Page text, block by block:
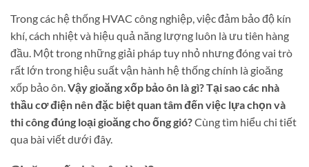
Trong các hệ thống HVAC công nghiệp, việc đảm bảo độ kín
khí, cách nhiệt và hiệu quả năng lượng luôn là ưu tiên hàng
đầu. Một trong những giải pháp tuy nhỏ nhưng đóng vai trò
rất lớn trong hiệu suất vận hành hệ thống chính là gioăng
xốp bảo ôn. Vậy gioăng xốp bảo ôn là gì? Tại sao các nhà
thầu cơ điện nên đặc biệt quan tâm đến việc lựa chọn và
thi công đúng loại gioăng cho ống gió?Cùng tìm hiểu chi tiết
qua bài viết dưới đây.